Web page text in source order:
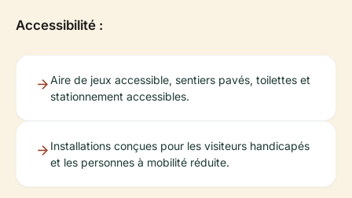
Accessibilité :
Aire de jeux accessible, sentiers pavés, toilettes et
stationnement accessibles.
Installations conçues pour les visiteurs handicapés
et les personnes à mobilité réduite.